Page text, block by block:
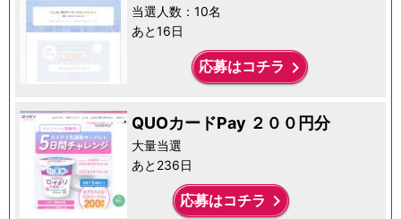
当選人数：10名
あと16日
応募はコチラ keyboard_arrow_right
QUOカードPay ２００円分
大量当選
あと236日
応募はコチラ keyboard_arrow_right